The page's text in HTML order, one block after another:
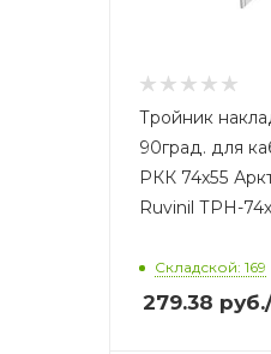
Тройник
90град. для
РКК 74х55
Ruvinil ТРН-
Складской: 169
279.38 руб.